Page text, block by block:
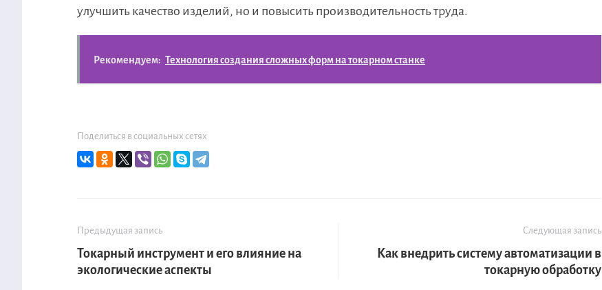
улучшить качество изделий, но и повысить производительность труда.
Рекомендуем: Технология создания сложных форм на токарном станке
Поделиться в социальных сетях
Предыдущая запись
Токарный инструмент и его влияние на
экологические аспекты
Следующая запись
Как внедрить систему автоматизации в
токарную обработку